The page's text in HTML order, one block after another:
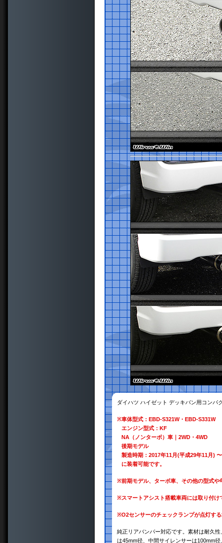
ダイハツ ハイゼット デッキバン用コンパ
※車体型式：EBD-S321W・EBD-S331W
エンジン型式：KF
NA（ノンターボ）車｜2WD・4WD
後期モデル
製造時期：2017年11月(平成29年11月)
に装着可能です。
※前期モデル、ターボ車、その他の型式
※スマートアシスト搭載車両には取り付
※O2センサーのチェックランプが点灯す
純正リアバンパー対応です。素材は耐久
は45mm径、中間サイレンサーは100mm